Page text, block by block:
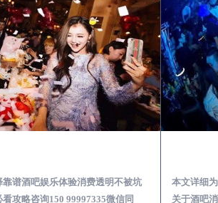
谱酒吧娱乐体验消费透明不被坑
攻略咨询150 99997335微信同
本文详细
关于酒吧